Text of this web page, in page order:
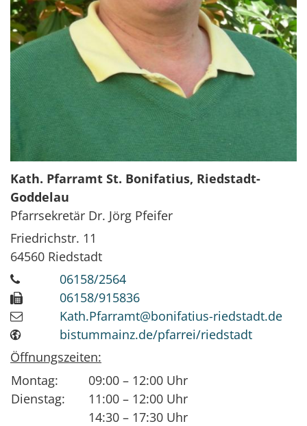
Kath. Pfarramt St. Bonifatius, Riedstadt-
Goddelau
Pfarrsekretär Dr. Jörg Pfeifer
Friedrichstr. 11
64560 Riedstadt
06158/2564
06158/915836
Kath.Pfarramt@bonifatius-riedstadt.de
bistummainz.de/pfarrei/riedstadt
Öffnungszeiten:
Montag:
Dienstag:
09:00 – 12:00 Uhr
11:00 – 12:00 Uhr
14:30 – 17:30 Uhr